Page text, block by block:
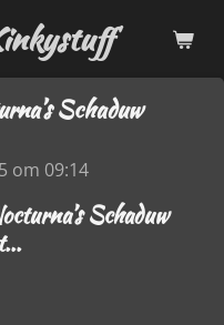
Schaduw
om 09:14
Schaduw